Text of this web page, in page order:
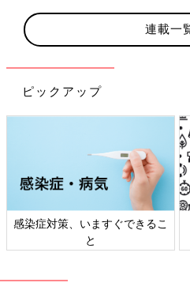
すね♪
利グッズ5選
毎日の家事で
利グッズ。そ
トにお役立ちな
今回は、ダイソーの高見えインテ
た。お部屋のインテリアをオシャ
りでしたね。気になるアイテムが
くださいね。
(文・山本a)
※記事内容でご紹介している投稿
連載一
ピックアップ
感染症対策、いますぐできるこ
と